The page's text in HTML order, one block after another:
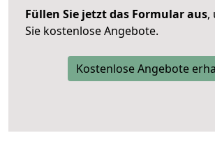
Füllen Sie jetzt das Formular aus,
Sie kostenlose Angebote.
Kostenlose Angebote